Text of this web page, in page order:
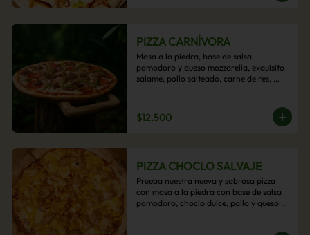
PIZZA CARNÍVORA
Masa a la piedra, base de salsa
pomodoro y queso mozzarella, exquisito
salame, pollo salteado, carne de res,
$12.500
PIZZA CHOCLO SALVAJE
Prueba nuestra nueva y sabrosa pizza
con masa a la piedra con base de salsa
pomodoro, choclo dulce, pollo y queso